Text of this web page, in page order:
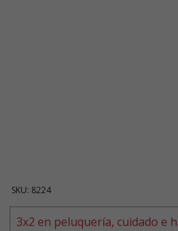
SKU: 8224
3x2 en peluquería, cuidado e